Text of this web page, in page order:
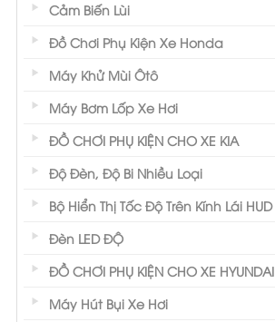
Cảm Biến Lùi
Đồ Chơi Phụ Kiện Xe Honda
Máy Khử Mùi Ôtô
Máy Bơm Lốp Xe Hơi
ĐỒ CHƠI PHỤ KIỆN CHO XE KIA
Độ Đèn, Độ Bi Nhiều Loại
Bộ Hiển Thị Tốc Độ Trên Kính Lái HUD
Đèn LED ĐỘ
ĐỒ CHƠI PHỤ KIỆN CHO XE HYUNDAI
Máy Hút Bụi Xe Hơi